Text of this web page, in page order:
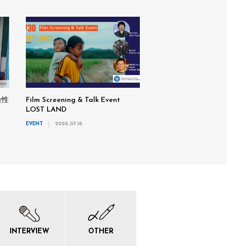
性
Film Screening & Talk Event
LOST LAND
EVENT 2026.07.16
INTERVIEW OTHER